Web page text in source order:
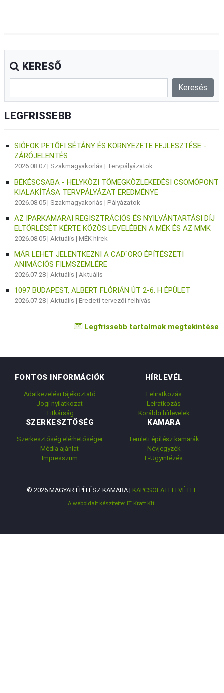
KERESŐ
LEGFRISSEBB
SIÓFOK PETŐFI SÉTÁNY ÉS KÖRNYEZETE FEJLESZTÉSE -
ZÁRÓJELENTÉS
2026.08.07 | Szakmagyakorlás | Tervpályázatok
BÉKÉSCSABA - HELYKÖZI TÖMEGKÖZLEKEDÉSI CSOMÓPONT
KIALAKÍTÁSA TERVPÁLYÁZAT EREDMÉNYE
2026.08.05 | Szakmagyakorlás |Pályázatok
AZ IPARKAMARAI REGISZTRÁCIÓS ÉS NYILVÁNTARTÁSI DÍJ
ELTÖRLÉSÉT KÉRTE KÖZÖS LEVELÉBEN A MÉK ÉS AZ MMK
2026.08.05 |Aktuális |MÉK hírek
MÁR LEHET JELENTKEZNI A CAD`ORO ÉPÍTÉSZETI
ANIMÁCIÓS FILMSZEMLÉRE
2026.07.28 |Aktuális |Aktuális
1097 BUDAPEST, ALBERT FLÓRIÁN ÚT 2-6. H ÉPÜLET
2026.07.28 |Aktuális |Eredeti tervezői felhívás
Legfrissebb tartalmak megtekintése
FONTOS INFORMÁCIÓK
Adatkezelési tájékoztató
Jogi nyilatkozat
Titkárság
HÍRLEVÉL
Feliratkozás
Leiratkozás
Korábbi hírlevelek
SZERKESZTŐSÉG
Szerkesztőség elérhetőségei
Média ajánlat
Impresszum
KAMARA
Területi építész kamarák
Névjegyzék
E-Ügyintézés
© 2026 MAGYAR ÉPÍTÉSZ KAMARA | KAPCSOLATFELVÉTEL
A weboldalt készítette: IT Kraft Kft.